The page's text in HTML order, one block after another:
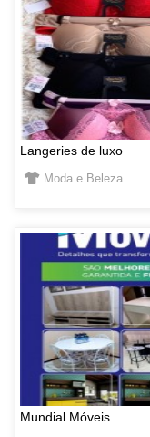
Langeries de luxo
Moda e Beleza
Mundial Móveis